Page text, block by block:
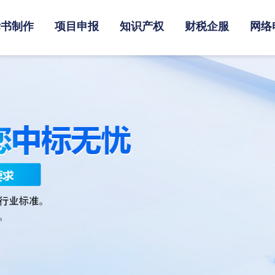
制作 项目申报 知识产权 财税企服 网